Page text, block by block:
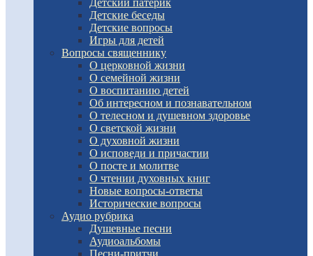
Детский патерик
Детские беседы
Детские вопросы
Игры для детей
Вопросы священнику
О церковной жизни
О семейной жизни
О воспитанию детей
Об интересном и познавательном
О телесном и душевном здоровье
О светской жизни
О духовной жизни
О исповеди и причастии
О посте и молитве
О чтении духовных книг
Новые вопросы-ответы
Исторические вопросы
Аудио рубрика
Душевные песни
Аудиоальбомы
Песни-притчи